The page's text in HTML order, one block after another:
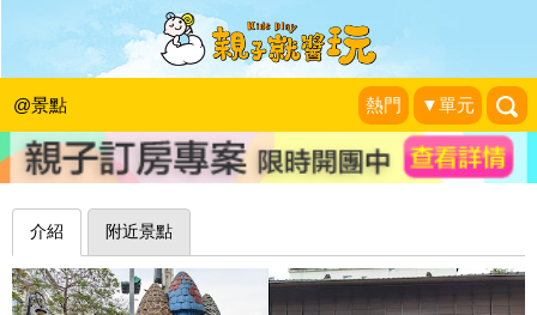
@景點 熱門 ▼單元
穿木屐踩高蹺，百年日式建築裡聽故事
～雲林故事館
|2023-04-18
介紹 附近景點